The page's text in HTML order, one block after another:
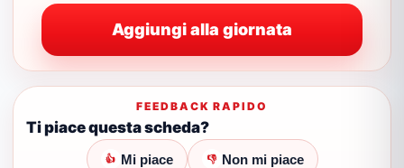
Aggiungi alla giornata
FEEDBACK RAPIDO
Ti piace questa scheda?
👍 Mi piace 👎 Non mi piace